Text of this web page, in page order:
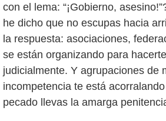
con el lema: “¡Gobierno,
he dicho que no escupas hacia
la respuesta: asociaciones,
se están organizando para
judicialmente. Y agrupaciones de
incompetencia te está
pecado llevas la amarga